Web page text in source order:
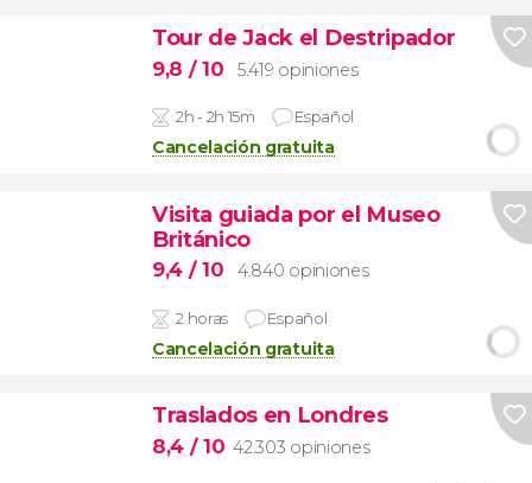
Tour de Jack el Destripador
9,8 / 10 5.419 opiniones
2h - 2h 15m Español
Cancelación gratuita
Visita guiada por el Museo
Británico
9,4 / 10 4.840 opiniones
2 horas Español
Cancelación gratuita
Traslados en Londres
8,4 / 10 42.303 opiniones